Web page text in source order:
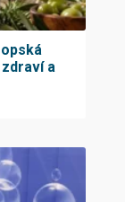
a